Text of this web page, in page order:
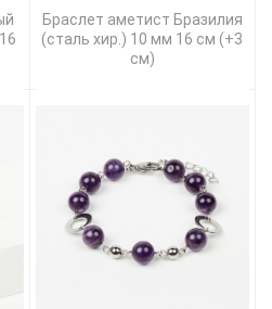
Браслет аметист Бразилия
(сталь хир.) 10 мм 16 см (+3
см)